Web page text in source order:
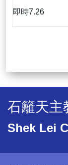
即時7.26
石籬天主
Shek Lei